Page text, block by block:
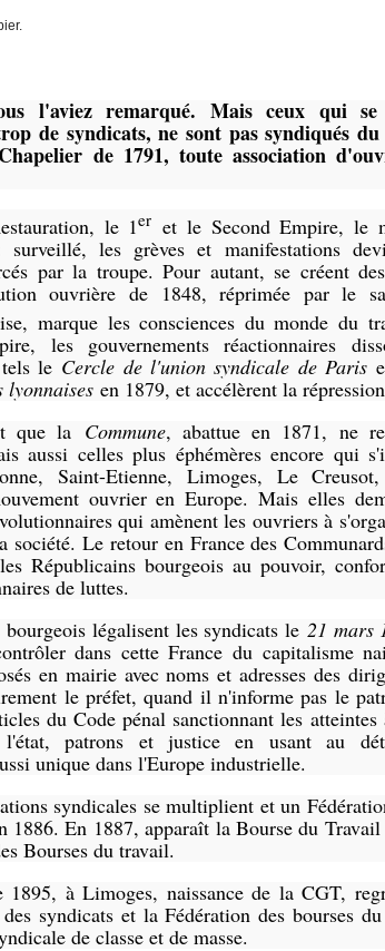
l'aviez remarqué. Mais ceux qui se
de syndicats, ne sont pas syndiqués
de 1791, toute association
le 1er et le Second Empire, le
les grèves et manifestations
par la troupe. Pour autant, se créent
ouvrière de 1848, réprimée par le
marque les consciences du monde du
les gouvernements réactionnaires
le Cercle de l'union syndicale de Paris
lyonnaises en 1879, et accélèrent la
que la Commune, abattue en 1871, ne
aussi celles plus éphémères encore qui
Saint-Etienne, Limoges, Le Creusot,
ouvrier en Europe. Mais elles
qui amènent les ouvriers à
société. Le retour en France des
Républicains bourgeois au pouvoir,
de luttes.
légalisent les syndicats le 21 mars
dans cette France du capitalisme
en mairie avec noms et adresses des
le préfet, quand il n'informe pas le
du Code pénal sanctionnant les
patrons et justice en usant au
unique dans l'Europe industrielle.
syndicales se multiplient et un
1886. En 1887, apparaît la Bourse du
Bourses du travail.
à Limoges, naissance de la CGT,
syndicats et la Fédération des bourses
de classe et de masse.